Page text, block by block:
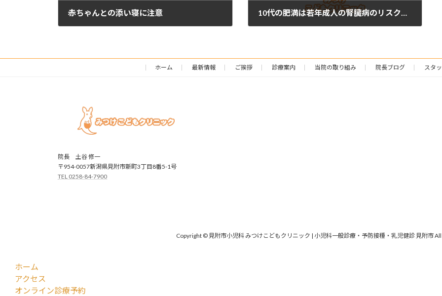
赤ちゃんとの添い寝に注意 10代の肥満は若年成人の腎臓病のリスクとなる
ホーム 最新情報 ご挨拶 診療案内 当院の取り組み 院長ブログ スタ
院長 土谷 修一
〒954-0057新潟県見附市新町3丁目8番5-1号
TEL 0258-84-7900
Copyright © 見附市小児科 みつけこどもクリニック | 小児科一般診療・予防接種・乳児健診 見附市
ホーム
アクセス
オンライン診療予約